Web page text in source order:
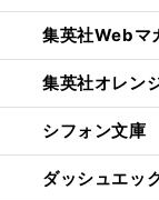
集英社Webマ
集英社オレン
シフォン文庫
ダッシュエッ